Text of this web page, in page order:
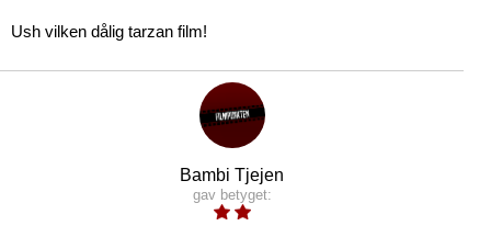
Ush vilken dålig tarzan film!
Bambi Tjejen
gav betyget: